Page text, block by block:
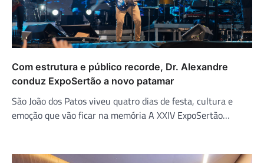
Com estrutura e público recorde, Dr. Alexandre
conduz ExpoSertão a novo patamar
São João dos Patos viveu quatro dias de festa, cultura e
emoção que vão ficar na memória A XXIV ExpoSertão…